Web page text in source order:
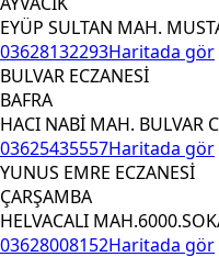
EYÜP SULTAN MAH.
03628132293Haritada gör
BULVAR ECZANESİ
BAFRA
HACI NABİ MAH. BULVAR
03625435557Haritada gör
YUNUS EMRE ECZANESİ
ÇARŞAMBA
HELVACALI
03628008152Haritada gör